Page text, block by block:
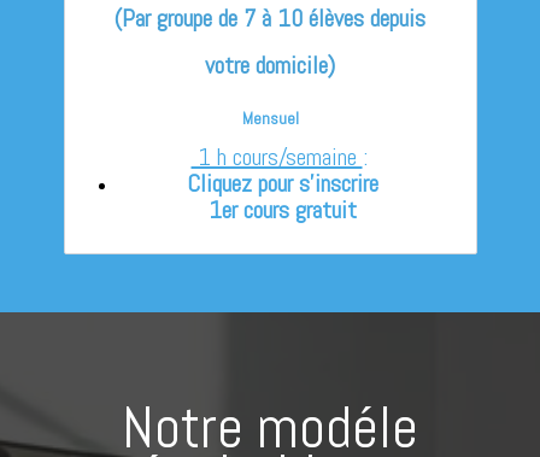
(Par groupe de 7 à 10 élèves depuis
votre domicile)
Mensuel
1 h cours/semaine :
Cliquez pour s'inscrire
1er cours gratuit
Notre modéle